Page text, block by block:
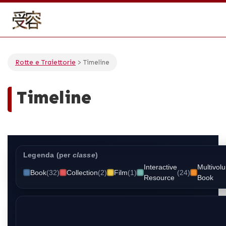
Rotte e Traiettorie > Timeline
Timeline
Legenda (per classe)
Book(32) Collection(2) Film(1)
Interactive
Resource
(24)
Book